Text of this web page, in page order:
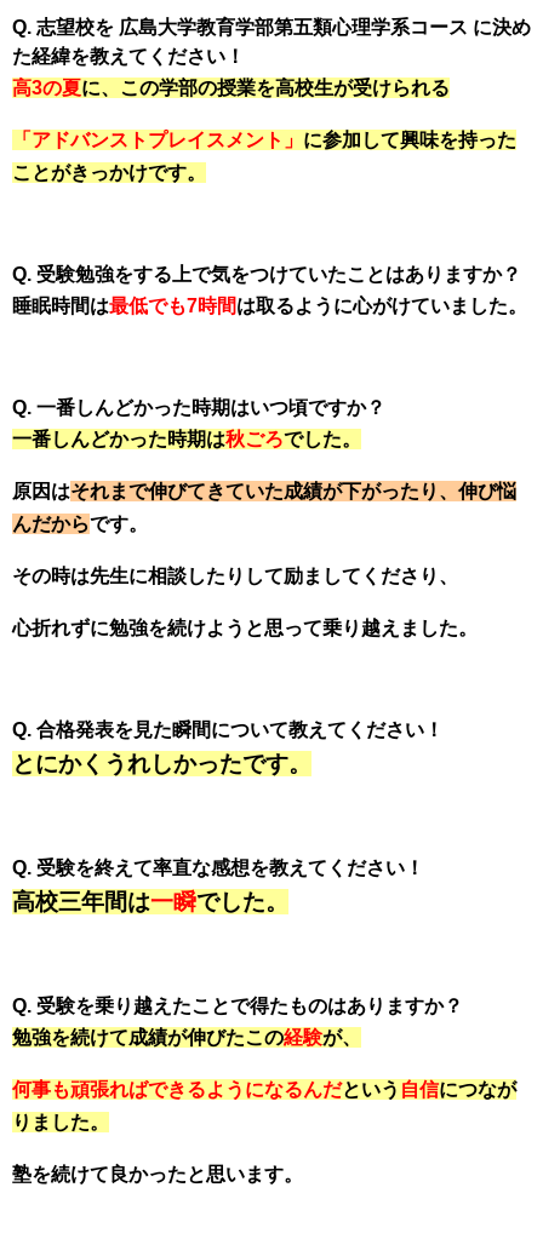
Q. 志望校を 広島大学教育学部第五類心理学系コース に決め
た経緯を教えてください！
高3の夏に、この学部の授業を高校生が受けられる
「アドバンストプレイスメント」 に参加して興味を持った
ことがきっかけです。
Q. 受験勉強をする上で気をつけていたことはありますか？
睡眠時間は最低でも7時間は取るように心がけていました。
Q. 一番しんどかった時期はいつ頃ですか？
一番しんどかった時期は秋ごろでした。
原因はそれまで伸びてきていた成績が下がったり、伸び悩
んだからです。
その時は先生に相談したりして励ましてくださり、
心折れずに勉強を続けようと思って乗り越えました。
Q. 合格発表を見た瞬間について教えてください！
とにかくうれしかったです。
Q. 受験を終えて率直な感想を教えてください！
高校三年間は一瞬でした。
Q. 受験を乗り越えたことで得たものはありますか？
勉強を続けて成績が伸びたこの経験が、
何事も頑張ればできるようになるんだという 自信につなが
りました。
塾を続けて良かったと思います。